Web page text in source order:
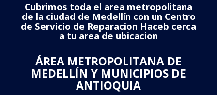
Cubrimos toda el area metropolitana
de la ciudad de Medellín con un Centro
de Servicio de Reparacion Haceb cerca
a tu area de ubicacion
ÁREA METROPOLITANA DE
MEDELLÍN Y MUNICIPIOS DE
ANTIOQUIA